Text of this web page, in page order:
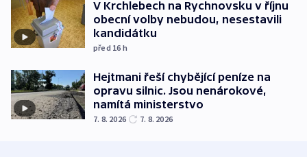
V Krchlebech na Rychnovsku v říjnu
obecní volby nebudou, nesestavili
kandidátku
před 16 h
Hejtmani řeší chybějící peníze na
opravu silnic. Jsou nenárokové,
namítá ministerstvo
7. 8. 2026 7. 8. 2026